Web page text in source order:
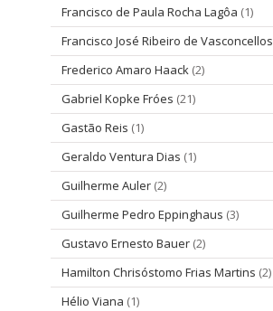
Francisco de Paula Rocha Lagôa (1)
Francisco José Ribeiro de Vasconcellos
Frederico Amaro Haack (2)
Gabriel Kopke Fróes (21)
Gastão Reis (1)
Geraldo Ventura Dias (1)
Guilherme Auler (2)
Guilherme Pedro Eppinghaus (3)
Gustavo Ernesto Bauer (2)
Hamilton Chrisóstomo Frias Martins (2)
Hélio Viana (1)